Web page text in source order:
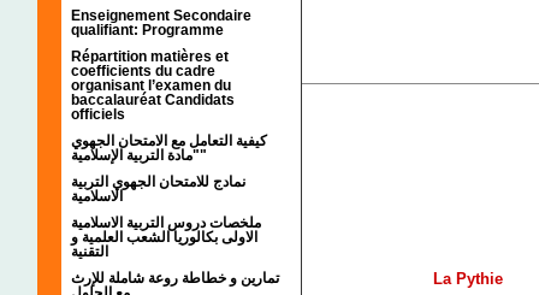
Enseignement Secondaire
qualifiant: Programme
Répartition matières et
coefficients du cadre
organisant l’examen du
baccalauréat Candidats
officiels
كيفية التعامل مع الامتحان الجهوي
"مادة التربية الإسلامية"
نمادج للامتحان الجهوي التربية
الاسلامية
ملخصات دروس التربية الاسلامية
الاولى بكالوريا الشعب العلمية و
التقنية
تمارين و خطاطة روعة شاملة للإرث
La Pythie